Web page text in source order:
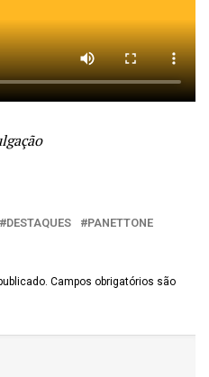
DESTAQUES
PANETTONE
Campos obrigatórios são